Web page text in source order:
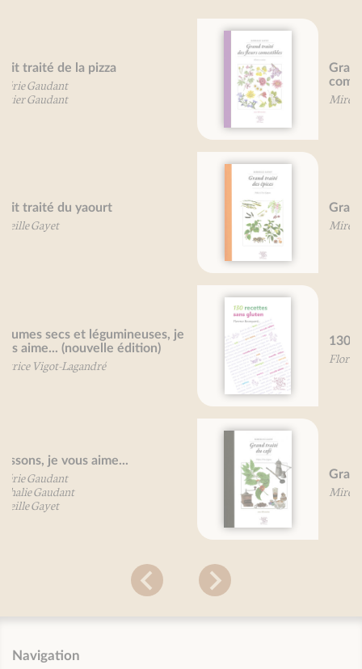
Grand traité des fleurs
Grand Traité des épices
130 recettes sans gluten
Florence Bourquard
Grand traité du café
Navigation